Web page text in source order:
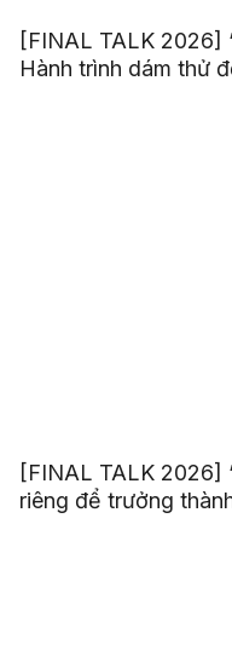
[FINAL TALK 2026]
Hành trình dám thử
[FINAL TALK 2026]
riêng để trưởng